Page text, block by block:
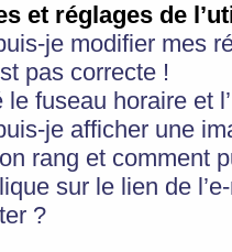
et réglages de
je modifier mes
pas correcte !
le fuseau horaire et
je afficher une
rang et comment
sur le lien de
?